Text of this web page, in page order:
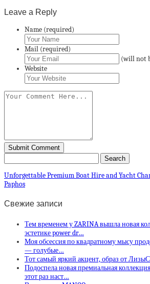
Leave a Reply
Name (required)
Mail (required)
(will not
Website
Unforgettable Premium Boat Hire and Yacht
Paphos
Свежие записи
Тем временем у ZARINA вышла новая
эстетике power dr…
Моя обсессия по квадратному мысу
— голубые…
Тот самый яркий акцент, образ от
Подоспела новая премиальная
этот раз наст…